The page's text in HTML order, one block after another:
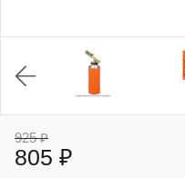
925 ₽
805 ₽